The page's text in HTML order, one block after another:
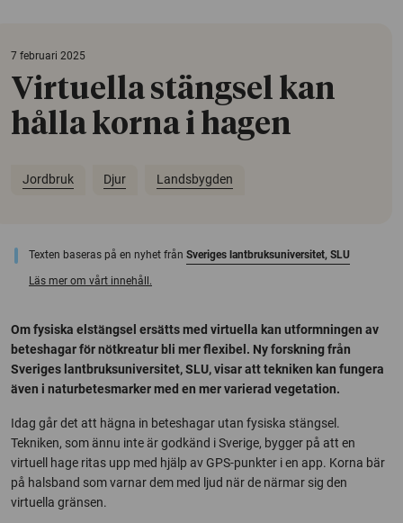
7 februari 2025
Virtuella stängsel kan
hålla korna i hagen
Jordbruk Djur Landsbygden
Texten baseras på en nyhet från Sveriges lantbruksuniversitet, SLU
Läs mer om vårt innehåll.
Om fysiska elstängsel ersätts med virtuella kan utformningen av
beteshagar för nötkreatur bli mer flexibel. Ny forskning från
Sveriges lantbruksuniversitet, SLU, visar att tekniken kan fungera
även i naturbetesmarker med en mer varierad vegetation.
Idag går det att hägna in beteshagar utan fysiska stängsel.
Tekniken, som ännu inte är godkänd i Sverige, bygger på att en
virtuell hage ritas upp med hjälp av GPS-punkter i en app. Korna bär
på halsband som varnar dem med ljud när de närmar sig den
virtuella gränsen.